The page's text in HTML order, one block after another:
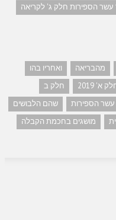
עשר הספירות חלק ג' לקריאה
מהבריאה
ואחריו בהו
א' 2019
חלק ב
הספירות
שהם הלבושים
מושגים בחכמת הקבלה